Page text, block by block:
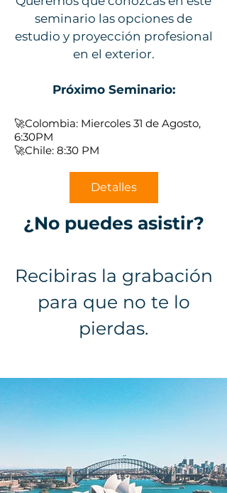
seminario las opciones de
estudio y proyección profesional
en el exterior.
Próximo Seminario:
🚀Colombia: Miercoles 31 de Agosto,
6:30PM
🚀Chile: 8:30 PM
Detalles
¿No puedes asistir?
Recibiras la grabación
para que no te lo
pierdas.